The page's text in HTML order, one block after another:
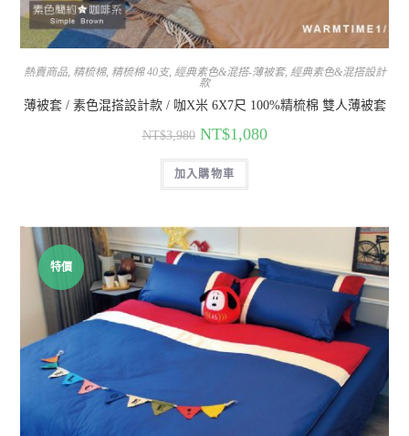
熱賣商品, 精梳棉, 精梳棉 40支, 經典素色&混搭-薄被套, 經典素色&混搭設計
款
薄被套 / 素色混搭設計款 / 咖X米 6X7尺 100%精梳棉 雙人薄被套
NT$3,980 NT$1,080
加入購物車
特價